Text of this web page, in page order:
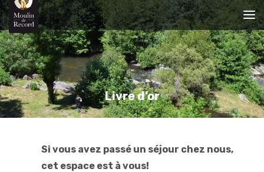
Livre d’or
Si vous avez passé un séjour chez nous,
cet espace est à vous!